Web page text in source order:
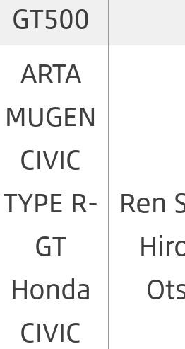
GT500
ARTA
MUGEN
CIVIC
TYPE R-
GT
Honda
CIVIC
Ren